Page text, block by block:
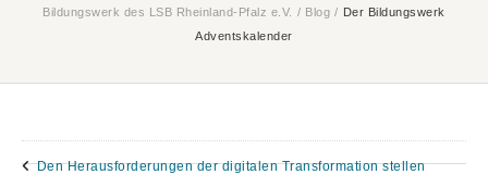
Bildungswerk des LSB Rheinland-Pfalz e.V. / Blog / Der Bildungswerk
Adventskalender
Den Herausforderungen der digitalen Transformation stellen